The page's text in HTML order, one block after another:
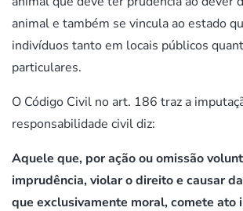
animal e também se vincula ao estado
indivíduos tanto em locais públicos
particulares.
O Código Civil no art. 186 traz a
responsabilidade civil diz:
Aquele que, por ação ou omissão
imprudência, violar o direito e causar
que exclusivamente moral, comete ato